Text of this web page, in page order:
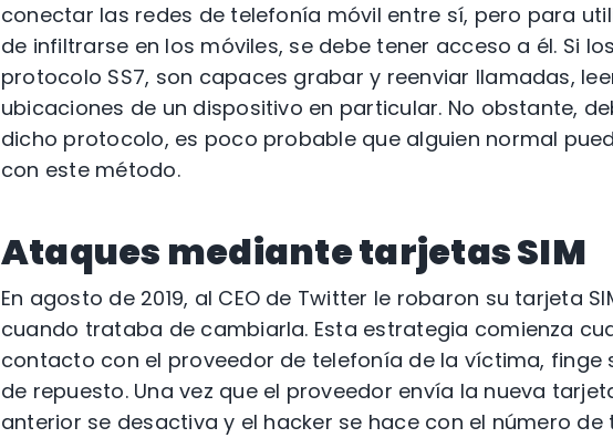
conectar las redes de telefonía móvil entre sí, pero para
de infiltrarse en los móviles, se debe tener acceso a él. Si
protocolo SS7, son capaces grabar y reenviar llamadas,
ubicaciones de un dispositivo en particular. No obstante,
dicho protocolo, es poco probable que alguien normal
con este método.
Ataques mediante tarjetas SIM
En agosto de 2019, al CEO de Twitter le robaron su tarjeta
cuando trataba de cambiarla. Esta estrategia comienza
contacto con el proveedor de telefonía de la víctima, finge
de repuesto. Una vez que el proveedor envía la nueva
anterior se desactiva y el hacker se hace con el número